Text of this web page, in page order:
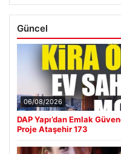
Güncel
06/08/2026
DAP Yapı’dan Emlak
Proje Ataşehir 173